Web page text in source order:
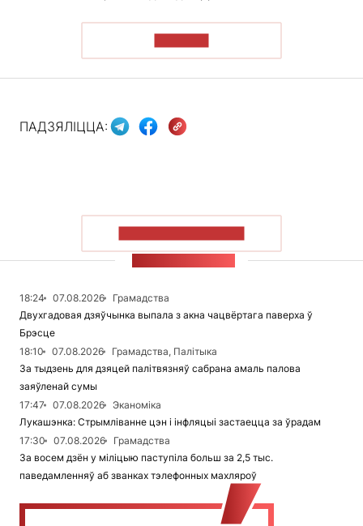
ПАДЗЯЛІЦЦА:
18:24 07.08.2026
Грамадства
Двухгадовая дзяўчынка выпала з акна чацвёртага паверха ў
Брэсце
18:10
07.08.2026
Грамадства, Палітыка
За тыдзень для дзяцей палітвязняў сабрана амаль палова
заяўленай сумы
17:47
07.08.2026
Эканоміка
Лукашэнка: Стрымліванне цэн і інфляцыі застаецца за ўрадам
17:30
07.08.2026
Грамадства
За восем дзён у міліцыю паступіла больш за 2,5 тыс.
паведамленняў аб званках тэлефонных махляроў